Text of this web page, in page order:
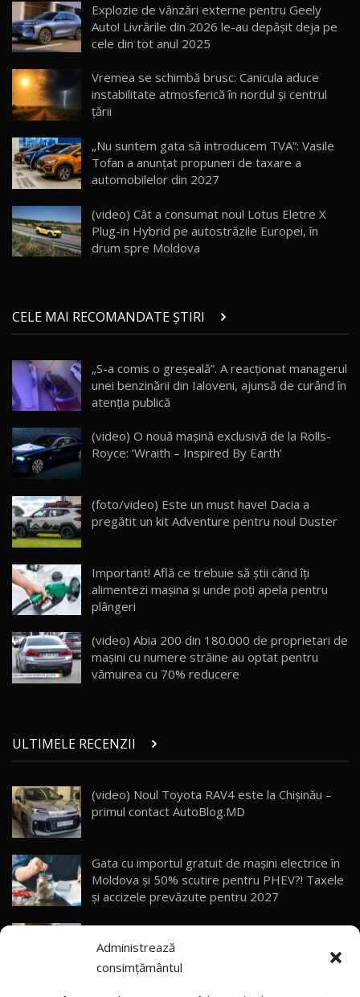
Administrează
consimțământul
16
AutoBlogMD
13:10
17
30:08
Noul Geely EX5 EM-i care a cucerit Moldova
AutoBlog.MD
23:36
20
Noul ZEEKR 7X / Test Drive AutoBlog.MD
29:08
21
Micul BYD Dolphin Surf / Test Drive
AutoBlog.MD
16:59
22
Noua Mazda 6e / Test Drive AutoBlog.MD
26:59
23
Lynk & Co 01 / Test Drive AutoBlog.MD
25:19
24
ZEEKR 009: Cel mai Performant și Confortabil
Van Electric Testat în Moldova / AutoBlog.MD
26:38
25
mai Exclusiv și Puternic Defender Testat în
Moldova
32:21
26
AutoBlog.MD
10:57
28
Noul Geely Monjaro 2025! Mai ieftin și mai
dotat / Test Drive AutoBlog.MD
29
ZEEKR 9X - PRIMUL TEST DRIVE ÎN ROMÂNĂ!
30
Primele impresii despre BYD Seal U DM-i,
Sealion 7 și Seal 5 DM-i / Test Drive
AutoBlog.MD
10:58
AutoBlog.MD
13:56
Explozie de vânzări externe pentru Geely
Auto! Livrările din 2026 le-au depășit deja pe
cele din tot anul 2025
Vremea se schimbă brusc: Canicula aduce
instabilitate atmosferică în nordul și centrul
țării
„Nu suntem gata să introducem TVA”: Vasile
Tofan a anunțat propuneri de taxare a
automobilelor din 2027
(video) Cât a consumat noul Lotus Eletre X
Plug-in Hybrid pe autostrăzile Europei, în
drum spre Moldova
CELE MAI RECOMANDATE ȘTIRI
„S-a comis o greşeală”. A reacționat managerul
unei benzinării din Ialoveni, ajunsă de curând în
atenţia publică
(video) O nouă maşină exclusivă de la Rolls-
Royce: ‘Wraith – Inspired By Earth’
(foto/video) Este un must have! Dacia a
pregătit un kit Adventure pentru noul Duster
Important! Află ce trebuie să ştii când îţi
alimentezi maşina şi unde poţi apela pentru
plângeri
(video) Abia 200 din 180.000 de proprietari de
maşini cu numere străine au optat pentru
vămuirea cu 70% reducere
ULTIMELE RECENZII
(video) Noul Toyota RAV4 este la Chișinău –
primul contact AutoBlog.MD
Gata cu importul gratuit de mașini electrice în
Moldova și 50% scutire pentru PHEV?! Taxele
și accizele prevăzute pentru 2027
Explozie de vânzări externe pentru Geely
Auto! Livrările din 2026 le-au depășit deja pe
cele din tot anul 2025